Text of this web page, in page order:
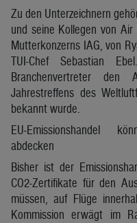
Zu den Unterzeichnern
und seine Kollegen von Air
Mutterkonzerns IAG, von
TUI-Chef Sebastian
Branchenvertreter
Jahrestreffens des
bekannt wurde.
EU-Emissionshandel
abdecken
Bisher ist der
CO2-Zertifikate für den
müssen, auf Flüge
Kommission erwägt im